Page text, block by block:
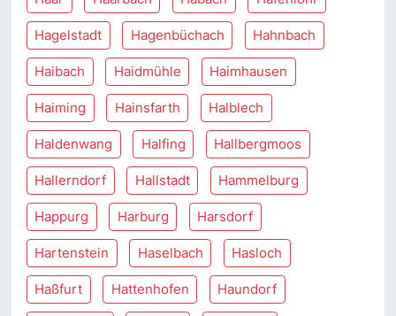
Hagelstadt Hagenbüchach Hahnbach
Haibach Haidmühle Haimhausen
Haiming Hainsfarth Halblech
Haldenwang Halfing Hallbergmoos
Hallerndorf Hallstadt Hammelburg
Happurg Harburg Harsdorf
Hartenstein Haselbach Hasloch
Haßfurt Hattenhofen Haundorf